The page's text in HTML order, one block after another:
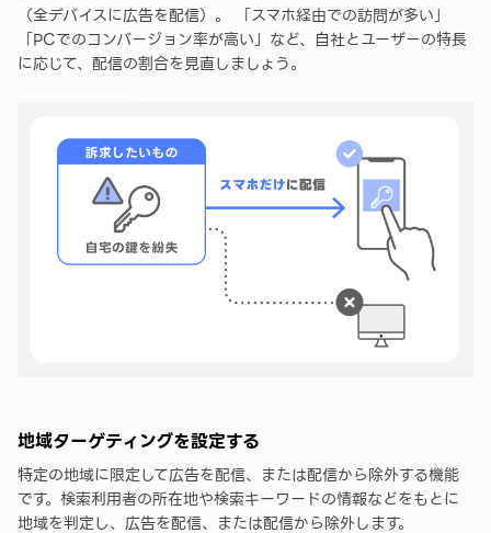
（全デバイスに広告を配信）。 「スマホ経由での訪問が多い」
「PCでのコンバージョン率が高い」など、自社とユーザーの特長
に応じて、配信の割合を見直しましょう。
地域ターゲティングを設定する
特定の地域に限定して広告を配信、または配信から除外する機能
です。検索利用者の所在地や検索キーワードの情報などをもとに
地域を判定し、広告を配信、または配信から除外します。